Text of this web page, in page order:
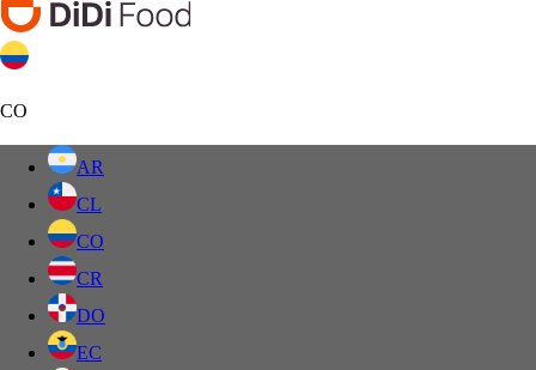
CO
AR
CL
CO
CR
DO
EC